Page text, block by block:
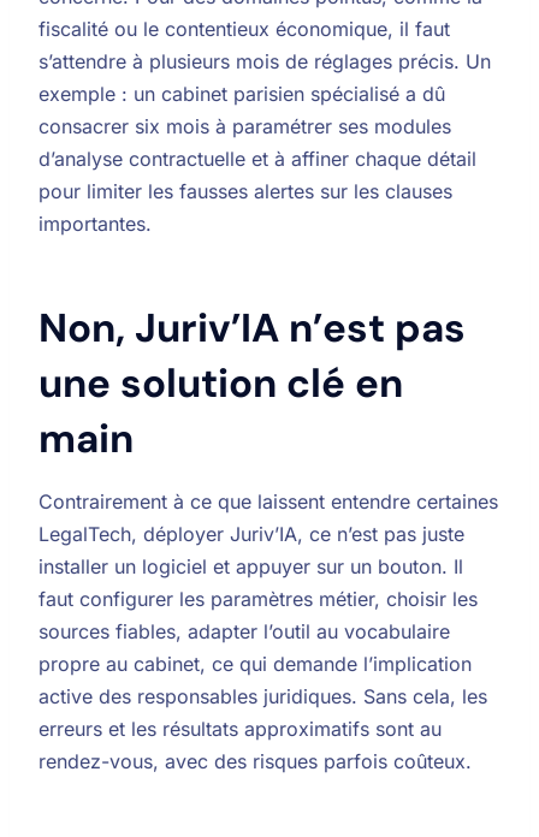
fiscalité ou le contentieux économique, il faut
s’attendre à plusieurs mois de réglages précis. Un
exemple : un cabinet parisien spécialisé a dû
consacrer six mois à paramétrer ses modules
d’analyse contractuelle et à affiner chaque détail
pour limiter les fausses alertes sur les clauses
importantes.
Non, Juriv’IA n’est pas
une solution clé en
main
Contrairement à ce que laissent entendre certaines
LegalTech, déployer Juriv’IA, ce n’est pas juste
installer un logiciel et appuyer sur un bouton. Il
faut configurer les paramètres métier, choisir les
sources fiables, adapter l’outil au vocabulaire
propre au cabinet, ce qui demande l’implication
active des responsables juridiques. Sans cela, les
erreurs et les résultats approximatifs sont au
rendez-vous, avec des risques parfois coûteux.